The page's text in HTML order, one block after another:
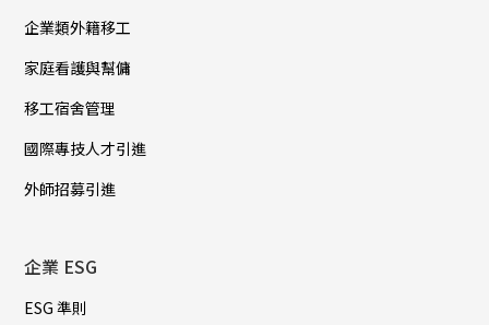
企業類外籍移工
家庭看護與幫傭
移工宿舍管理
國際專技人才引進
外師招募引進
企業 ESG
ESG 準則